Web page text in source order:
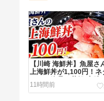
【川崎 海鮮丼】魚屋さ
上海鮮丼が1,100円！ネ
ぷりで絶品｜丼処 山助
11時間前